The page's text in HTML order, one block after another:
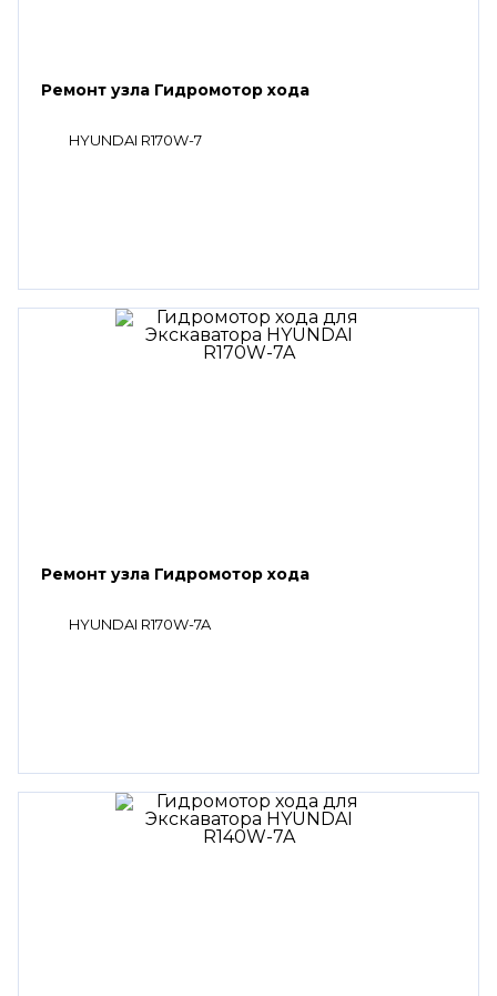
Ремонт узла Гидромотор хода
HYUNDAI R170W-7
Ремонт узла Гидромотор хода
HYUNDAI R170W-7A